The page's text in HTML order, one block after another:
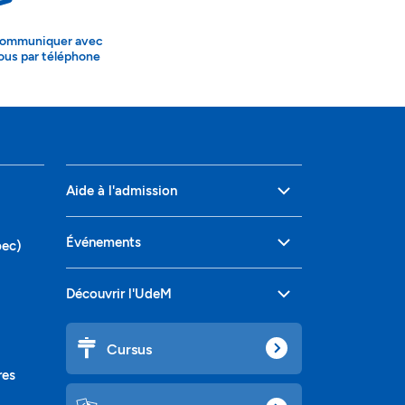
avec
par téléphone
Aide à l'admission
Événements
Découvrir l'UdeM
Cursus